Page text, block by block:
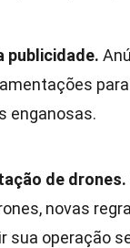
publicidade.
enganosas.
de drones.
novas
sua operação